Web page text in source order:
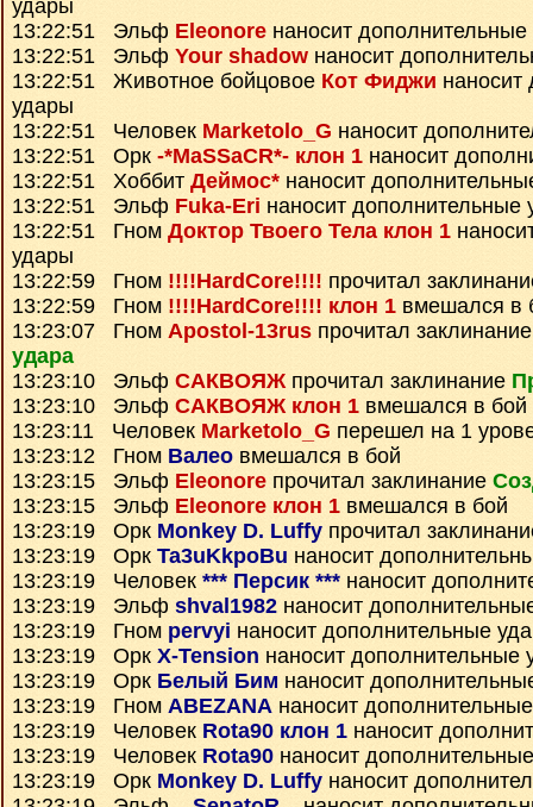
удары
13:22:51 Эльф Eleonore наносит
13:22:51 Эльф Your shadow наносит
13:22:51 Животное бойцовое Кот Фиджи наносит
удары
13:22:51 Человек Marketolo_G наносит
13:22:51 Орк -*MaSSaCR*- клон 1 наносит
13:22:51 Хоббит Деймос* наносит
13:22:51 Эльф Fuka-Eri наносит дополнительные
13:22:51 Гном Доктор Твоего Тела клон 1
удары
13:22:59 Гном !!!!HardCore!!!! прочитал
13:22:59 Гном !!!!HardCore!!!! клон 1 вмешался в
13:23:07 Гном Apostol-13rus прочитал
удара
13:23:10 Эльф САКВОЯЖпрочитал заклинание
13:23:10 Эльф САКВОЯЖ клон 1 вмешался в бой
13:23:11 Человек Marketolo_G перешел на 1
13:23:12 Гном Валео вмешался в бой
13:23:15 Эльф Eleonore прочитал заклинание
13:23:15 Эльф Eleonore клон 1 вмешался в бой
13:23:19 Орк Monkey D. Luffy прочитал
13:23:19 Орк Ta3uKkpoBu наносит
13:23:19 Человек *** Персик *** наносит
13:23:19 Эльф shval1982 наносит
13:23:19 Гном pervyi наносит дополнительные
13:23:19 Орк X-Tension наносит дополнительные
13:23:19 Орк Белый Бим наносит
13:23:19 Гном ABEZANA наносит
13:23:19 Человек Rota90 клон 1 наносит
13:23:19 Человек Rota90 наносит
13:23:19 Орк Monkey D. Luffy наносит